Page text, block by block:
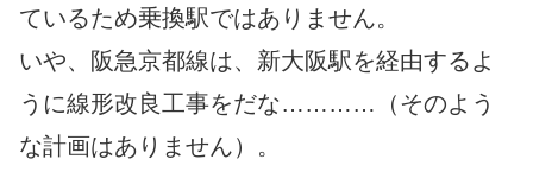
ているため乗換駅ではありません。
いや、阪急京都線は、新大阪駅を経由するよ
うに線形改良工事をだな…………（そのよう
な計画はありません）。